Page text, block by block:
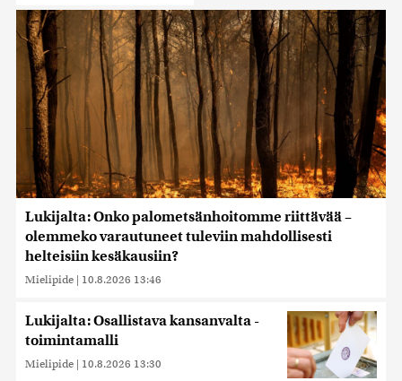
Lukijalta: Onko palometsänhoitomme riittävää –
olemmeko varautuneet tuleviin mahdollisesti
helteisiin kesäkausiin?
Mielipide | 10.8.2026 13:46
Lukijalta: Osallistava kansanvalta -
toimintamalli
Mielipide | 10.8.2026 13:30